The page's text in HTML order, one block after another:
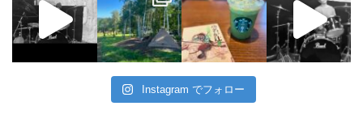
Instagram でフォロー